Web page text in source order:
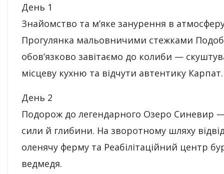
День 1
Знайомство та м’яке занурення в атмосферу
Прогулянка мальовничими стежками
обов’язково завітаємо до колиби —
місцеву кухню та відчути автентику Карпат.
День 2
Подорож до легендарного Озеро Синевир
сили й глибини. На зворотному шляху
оленячу ферму та Реабілітаційний центр
ведмедя.